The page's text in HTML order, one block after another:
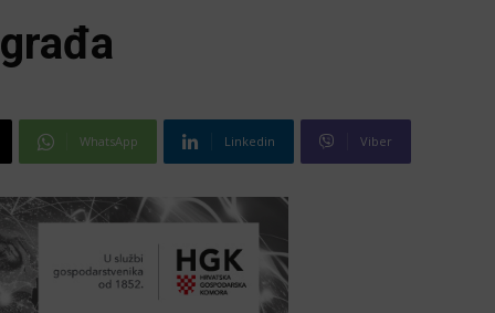
WhatsApp Linkedin Viber